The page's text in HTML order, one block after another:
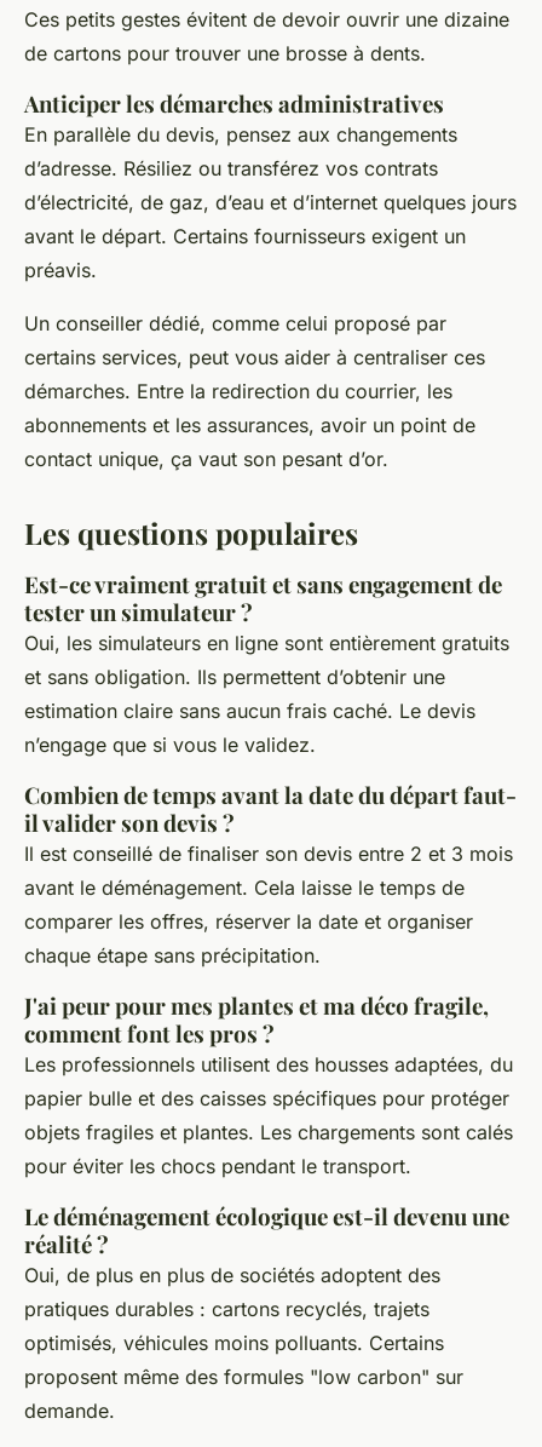
Ces petits gestes évitent de devoir ouvrir une dizaine
de cartons pour trouver une brosse à dents.
Anticiper les démarches administratives
En parallèle du devis, pensez aux changements
d’adresse. Résiliez ou transférez vos contrats
d’électricité, de gaz, d’eau et d’internet quelques jours
avant le départ. Certains fournisseurs exigent un
préavis.
Un conseiller dédié, comme celui proposé par
certains services, peut vous aider à centraliser ces
démarches. Entre la redirection du courrier, les
abonnements et les assurances, avoir un point de
contact unique, ça vaut son pesant d’or.
Les questions populaires
Est-ce vraiment gratuit et sans engagement de
tester un simulateur ?
Oui, les simulateurs en ligne sont entièrement gratuits
et sans obligation. Ils permettent d’obtenir une
estimation claire sans aucun frais caché. Le devis
n’engage que si vous le validez.
Combien de temps avant la date du départ faut-
il valider son devis ?
Il est conseillé de finaliser son devis entre 2 et 3 mois
avant le déménagement. Cela laisse le temps de
comparer les offres, réserver la date et organiser
chaque étape sans précipitation.
J'ai peur pour mes plantes et ma déco fragile,
comment font les pros ?
Les professionnels utilisent des housses adaptées, du
papier bulle et des caisses spécifiques pour protéger
objets fragiles et plantes. Les chargements sont calés
pour éviter les chocs pendant le transport.
Le déménagement écologique est-il devenu une
réalité ?
Oui, de plus en plus de sociétés adoptent des
pratiques durables : cartons recyclés, trajets
optimisés, véhicules moins polluants. Certains
proposent même des formules "low carbon" sur
demande.